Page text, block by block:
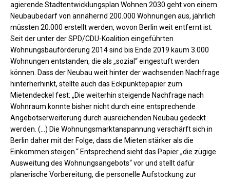
agierende Stadtentwicklungsplan Wohnen 2030 geht von einem
Neubaubedarf von annähernd 200.000 Wohnungen aus, jährlich
müssten 20.000 erstellt werden, wovon Berlin weit entfernt ist.
Seit der unter der SPD/CDU-Koalition eingeführten
Wohnungsbauförderung 2014 sind bis Ende 2019 kaum 3.000
Wohnungen entstanden, die als „sozial“ eingestuft werden
können. Dass der Neubau weit hinter der wachsenden Nachfrage
hinterherhinkt, stellte auch das Eckpunktepapier zum
Mietendeckel fest: „Die weiterhin steigende Nachfrage nach
Wohnraum konnte bisher nicht durch eine entsprechende
Angebotserweiterung durch ausreichenden Neubau gedeckt
werden. (…) Die Wohnungsmarktanspannung verschärft sich in
Berlin daher mit der Folge, dass die Mieten stärker als die
Einkommen steigen.“ Entsprechend sieht das Papier „die zügige
Ausweitung des Wohnungsangebots“ vor und stellt dafür
planerische Vorbereitung, die personelle Aufstockung zur